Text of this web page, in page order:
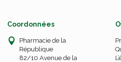
Coordonnées
Pharmacie de la
République
82/10 Avenue de la